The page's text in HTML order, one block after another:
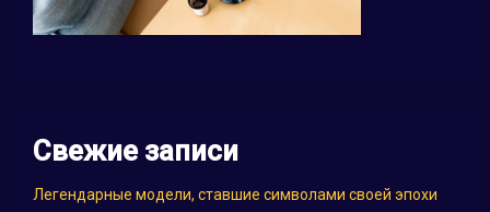
Свежие записи
Легендарные модели, ставшие символами своей эпохи